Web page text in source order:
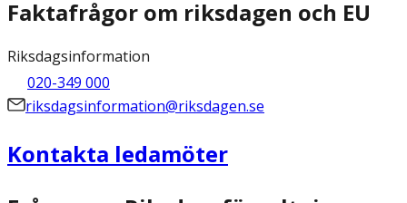
Faktafrågor om riksdagen och EU
Riksdagsinformation
020-349 000
riksdagsinformation@riksdagen.se
Kontakta ledamöter